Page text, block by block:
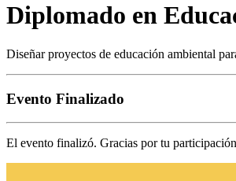
Diplomado en
Diseñar proyectos de educación ambiental
Evento Finalizado
El evento finalizó. Gracias por tu